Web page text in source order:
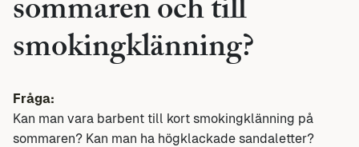
sommaren och till
smokingklänning?
Fråga:
Kan man vara barbent till kort smokingklänning på
sommaren? Kan man ha högklackade sandaletter?